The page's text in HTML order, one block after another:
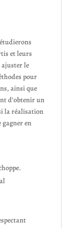
et leurs
le
pour
ainsi que
d’obtenir un
la réalisation
en